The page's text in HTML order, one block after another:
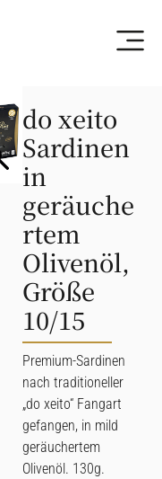
do xeito
Sardinen
in
geräuche
rtem
Olivenöl,
Größe
10/15
Premium-Sardinen
nach traditioneller
„do xeito“ Fangart
gefangen, in mild
geräuchertem
Olivenöl. 130g.